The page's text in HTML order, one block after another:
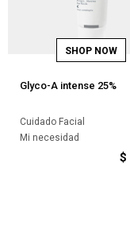
Glyco-A intense 25%
Cuidado Facial
Mi necesidad
$